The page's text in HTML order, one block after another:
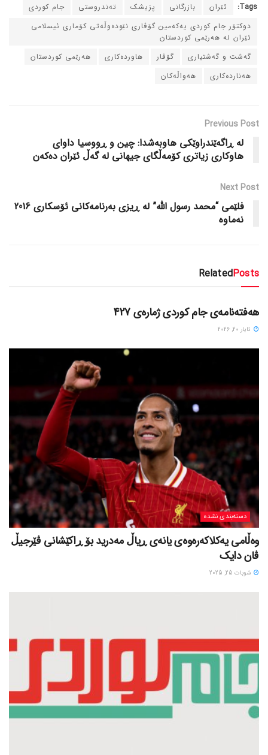
Tags: ئێران بازرگانی پزیشک ته‌ندروستی
جام کوردی
دوکتۆر جام کوردی یه‌که‌مین گۆڤاری نێوده‌وڵه‌تی کۆماری ئیسلامی
ئێران له‌ هه‌رێمی کوردستان
گه‌شت و گه‌شتیاری
گۆڤار هاورده‌کاری
هه‌رێمی کوردستان
هه‌نارده‌کاری
هه‌واڵه‌کان
Previous Post
له‌ ڕاگه‌ێندراوێکی هاوبه‌شدا: چین و ڕووسیا داوای
هاوکاری زیاتری کۆمه‌ڵگای جیهانی له‌ گه‌ڵ ئێران ده‌که‌ن
Next Post
فلێمی “محمد رسول الله‌” له‌ ڕیزی به‌رنامه‌کانی ئۆسکاری 2016
نه‌ماوه‌
RelatedPosts
دسته‌بندی نشده
هەفتەنامەی جام کوردی ژمارەی 427
ئایار 20, 2026
دسته‌بندی نشده
وەڵامی یەکلاکەرەوەی یانەی ڕیاڵ مەدرید بۆ ڕاکێشانی ڤێرجیڵ
ڤان دایک
شوبات 25, 2025